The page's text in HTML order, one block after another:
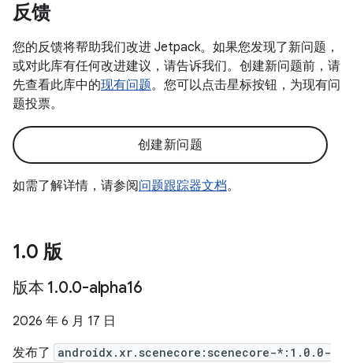
反馈
您的反馈将帮助我们改进 Jetpack。如果您发现了新问题，
或对此库有任何改进建议，请告诉我们。创建新问题前，请
先查看此库中的现有问题。您可以点击星标按钮，为现有问
题投票。
创建新问题
如需了解详情，请参阅问题跟踪器文档。
1.0 版
版本 1.0.0-alpha16
2026 年 6 月 17 日
发布了
androidx.xr.scenecore:scenecore-*:1.0.0-